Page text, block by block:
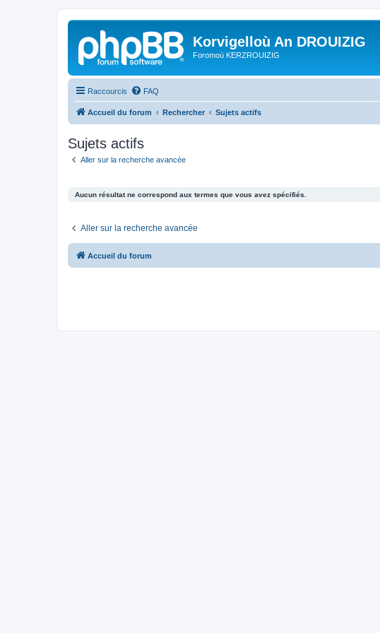
Korvigelloù An DROUIZIG
Foromoù KERZROUIZIG
Raccourcis FAQ
Accueil du forum Rechercher Sujets actifs
Sujets actifs
Aller sur la recherche avancée
Aucun résultat ne correspond aux termes que vous avez spécifiés.
Aller sur la recherche avancée
Accueil du forum